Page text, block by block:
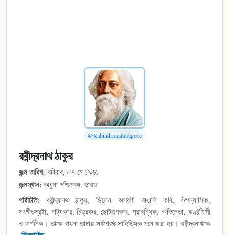
@RabindranathTagore
রবীন্দ্রনাথ ঠাকুর
জন্ম তারিখ: রবিবার, ০৭ মে ১৯৬১
জন্মস্থান: অধুনা পশ্চিমবঙ্গ, ভারত
পরিচিতি:
রবীন্দ্রনাথ ঠাকুর, ছিলেন অগ্রণী বাঙালি কবি, ঔপন্যাসিক,
সংগীতস্রষ্টা, নাট্যকার, চিত্রকর, ছোটগল্পকার, প্রাবন্ধিক, অভিনেতা, কণ্ঠশিল্পী
ও দার্শনিক। তাকে বাংলা ভাষার সর্বশ্রেষ্ঠ সাহিত্যিক মনে করা হয়। রবীন্দ্রনাথকে